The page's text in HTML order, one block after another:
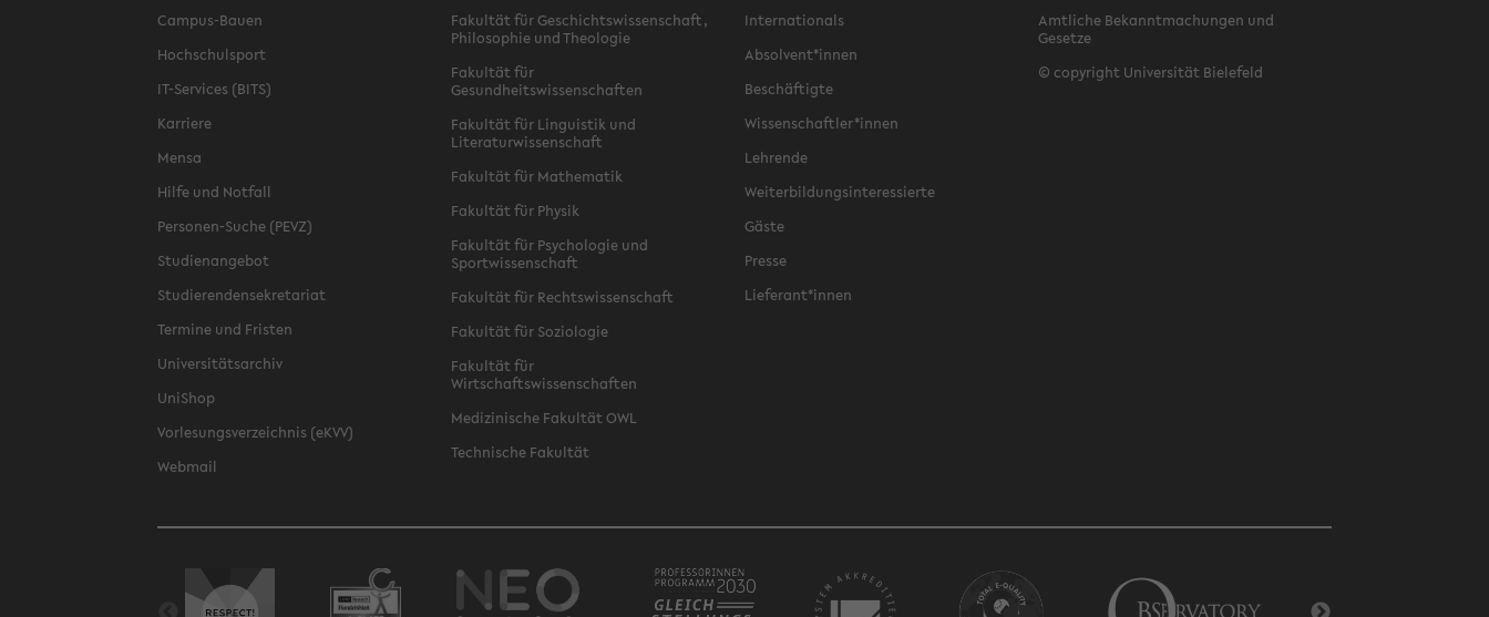
Campus-Bauen
Hochschulsport
IT-Services (BITS)
Karriere
Mensa
Hilfe und Notfall
Personen-Suche (PEVZ)
Studienangebot
Studierendensekretariat
Termine und Fristen
Universitätsarchiv
UniShop
Vorlesungsverzeichnis (eKVV)
Webmail
Fakultät für Geschichtswissenschaft,
Philosophie und Theologie
Fakultät für
Gesundheitswissenschaften
Fakultät für Linguistik und
Literaturwissenschaft
Fakultät für Mathematik
Fakultät für Physik
Fakultät für Psychologie und
Sportwissenschaft
Fakultät für Rechtswissenschaft
Fakultät für Soziologie
Fakultät für
Wirtschaftswissenschaften
Medizinische Fakultät OWL
Technische Fakultät
Internationals
Absolvent*innen
Beschäftigte
Wissenschaftler*innen
Lehrende
Weiterbildungsinteressierte
Gäste
Presse
Lieferant*innen
Amtliche Bekanntmachungen und
Gesetze
© copyright Universität Bielefeld